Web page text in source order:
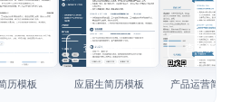
板
历模板
查看模板
应届生简历模板
查看模板
产品运营简